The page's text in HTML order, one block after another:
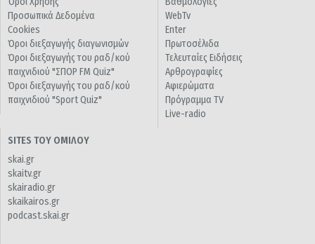
Προσωπικά Δεδομένα
Cookies
Όροι διεξαγωγής διαγωνισμών
Όροι διεξαγωγής του ραδ/κού
παιχνιδιού "ΣΠΟΡ FM Quiz"
Όροι διεξαγωγής του ραδ/κού
παιχνιδιού "Sport Quiz"
WebTv
Enter
Πρωτοσέλιδα
Τελευταίες Ειδήσεις
Αρθρογραφίες
Αφιερώματα
Πρόγραμμα TV
Live-radio
SITES ΤΟΥ ΟΜΙΛΟΥ
skai.gr
skaitv.gr
skairadio.gr
skaikairos.gr
podcast.skai.gr